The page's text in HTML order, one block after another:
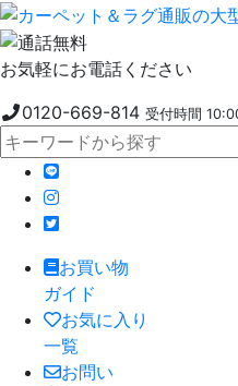
お気軽にお電話ください
0120-669-814 受付時間
お買い物
ガイド
お気に入り
一覧
お問い